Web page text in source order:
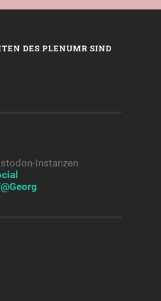
DES PLENUMR SIND
Instanzen